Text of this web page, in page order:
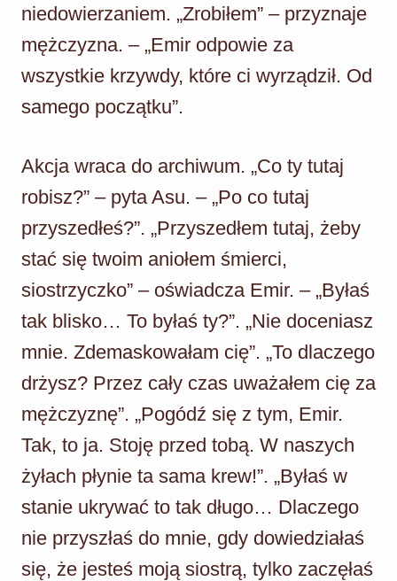
niedowierzaniem. „Zrobiłem” – przyznaje
mężczyzna. – „Emir odpowie za
wszystkie krzywdy, które ci wyrządził. Od
samego początku”.
Akcja wraca do archiwum. „Co ty tutaj
robisz?” – pyta Asu. – „Po co tutaj
przyszedłeś?”. „Przyszedłem tutaj, żeby
stać się twoim aniołem śmierci,
siostrzyczko” – oświadcza Emir. – „Byłaś
tak blisko… To byłaś ty?”. „Nie doceniasz
mnie. Zdemaskowałam cię”. „To dlaczego
drżysz? Przez cały czas uważałem cię za
mężczyznę”. „Pogódź się z tym, Emir.
Tak, to ja. Stoję przed tobą. W naszych
żyłach płynie ta sama krew!”. „Byłaś w
stanie ukrywać to tak długo… Dlaczego
nie przyszłaś do mnie, gdy dowiedziałaś
się, że jesteś moją siostrą, tylko zaczęłaś